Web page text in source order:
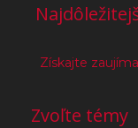
Získajte
Zvoľte témy